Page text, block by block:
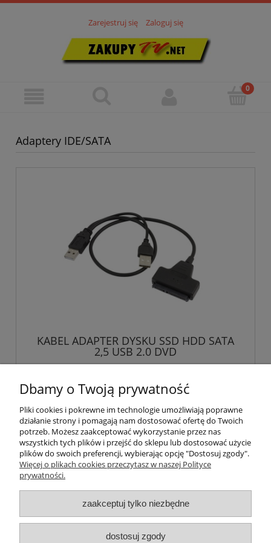
Zarejestruj się Zaloguj się
Adaptery IDE/SATA
KABEL ADAPTER DYSKU SSD HDD SATA
2,5 USB 2.0 DVD
15,98 zł
do koszyka
Pomoc
Dbamy o Twoją prywatność
Pliki cookies i pokrewne im technologie umożliwiają poprawne
działanie strony i pomagają nam dostosować ofertę do Twoich
potrzeb. Możesz zaakceptować wykorzystanie przez nas
wszystkich tych plików i przejść do sklepu lub dostosować użycie
plików do swoich preferencji, wybierając opcję "Dostosuj zgody".
Więcej o plikach cookies przeczytasz w naszej Polityce
prywatności.
zaakceptuj tylko niezbędne
dostosuj zgody